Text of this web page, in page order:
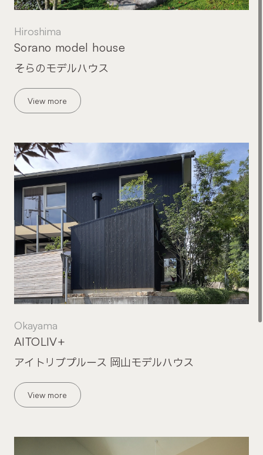
Hiroshima
そらのモデルハウス
Sorano model house
View more
Okayama
アイトリブプルース 岡山モデルハウス
AITOLIV+
View more